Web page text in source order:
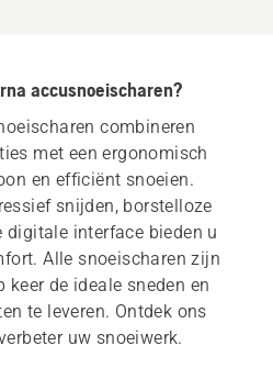
accusnoeischaren?
combineren
met een ergonomisch
en efficiënt snoeien.
snijden, borstelloze
digitale interface bieden u
Alle snoeischaren zijn
keer de ideale sneden en
te leveren. Ontdek ons
uw snoeiwerk.